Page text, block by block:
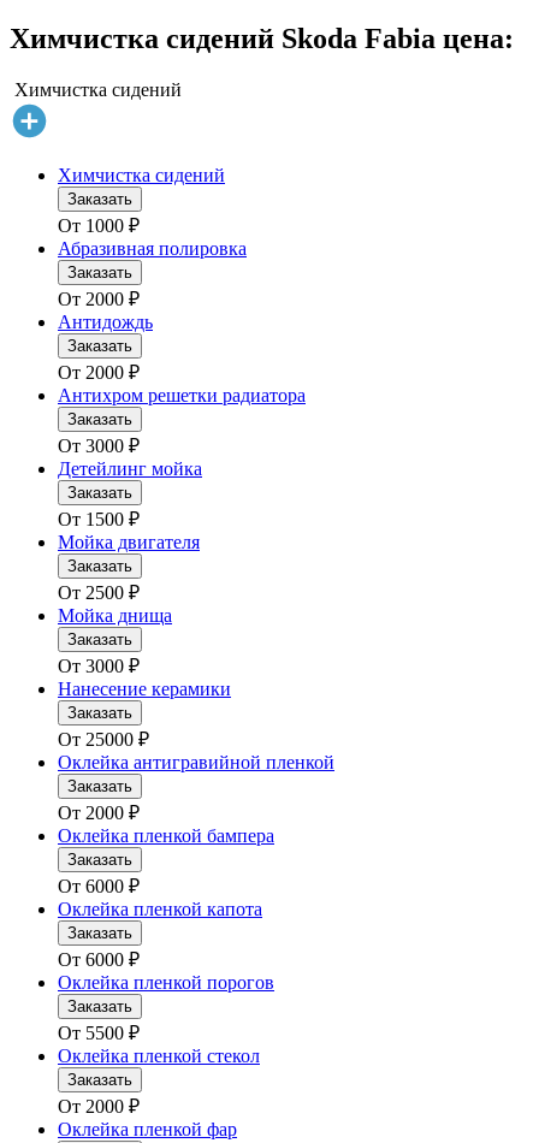
Химчистка сидений Skoda Fabia цена:
Химчистка сидений
Химчистка сидений
Заказать
От 1000 ₽
Абразивная полировка
Заказать
От 2000 ₽
Антидождь
Заказать
От 2000 ₽
Антихром решетки радиатора
Заказать
От 3000 ₽
Детейлинг мойка
Заказать
От 1500 ₽
Мойка двигателя
Заказать
От 2500 ₽
Мойка днища
Заказать
От 3000 ₽
Нанесение керамики
Заказать
От 25000 ₽
Оклейка антигравийной пленкой
Заказать
От 2000 ₽
Оклейка пленкой бампера
Заказать
От 6000 ₽
Оклейка пленкой капота
Заказать
От 6000 ₽
Оклейка пленкой порогов
Заказать
От 5500 ₽
Оклейка пленкой стекол
Заказать
От 2000 ₽
Оклейка пленкой фар